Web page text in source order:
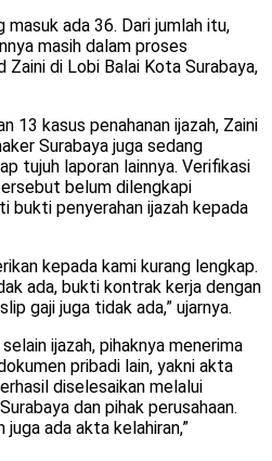
masuk ada 36. Dari jumlah itu,
masih dalam proses
Zaini di Lobi Balai Kota Surabaya,
13 kasus penahanan ijazah, Zaini
Surabaya juga sedang
tujuh laporan lainnya. Verifikasi
belum dilengkapi
bukti penyerahan ijazah kepada
kepada kami kurang lengkap.
ada, bukti kontrak kerja dengan
gaji juga tidak ada,” ujarnya.
ijazah, pihaknya menerima
pribadi lain, yakni akta
diselesaikan melalui
dan pihak perusahaan.
juga ada akta kelahiran,”